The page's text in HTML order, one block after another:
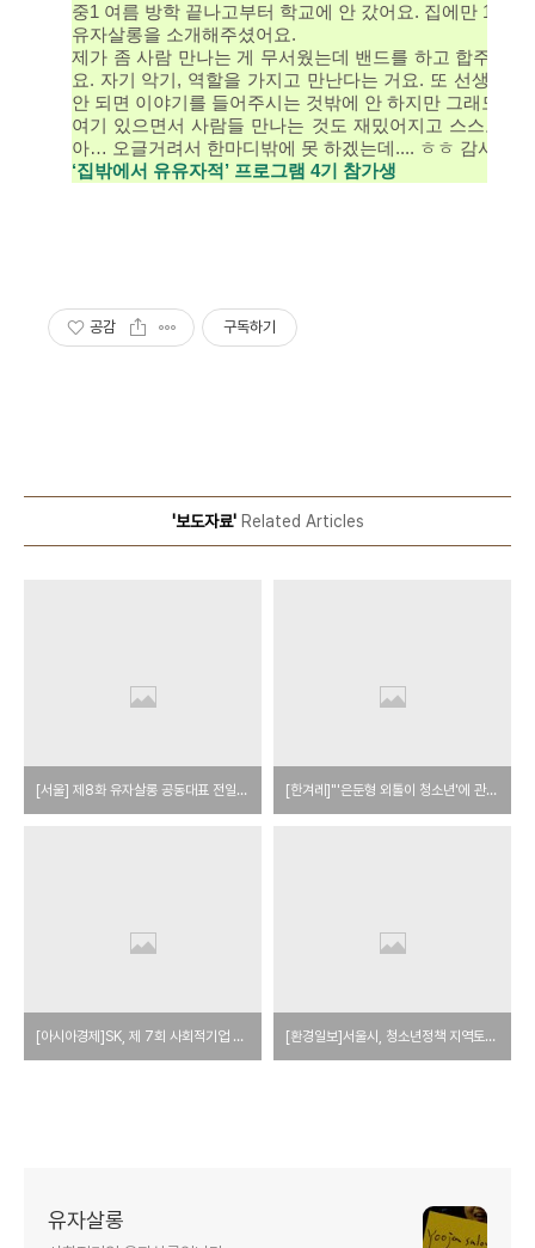
중1 여름 방학 끝나고부터 학교에 안 갔어요. 집에만 1년
유자살롱을 소개해주셨어요.
제가 좀 사람 만나는 게 무서웠는데 밴드를 하고 합주를
요. 자기 악기, 역할을 가지고 만난다는 거요. 또 선생님
안 되면 이야기를 들어주시는 것밖에 안 하지만 그래도 좋
여기 있으면서 사람들 만나는 것도 재밌어지고 스스로
아… 오글거려서 한마디밖에 못 하겠는데.... ㅎㅎ 감사하
‘집밖에서 유유자적’ 프로그램 4기 참가생
공감 구독하기
'보도자료'Related Articles
[서울] 제8화 유자살롱 공동대표 전일주님 [한겨레]"'은둔형 외톨이 청소년'에 관한 한 우리가 최고지요"
[아시아경제]SK, 제 7회 사회적기업 콘테스트 설명회 개최 [환경일보]서울시, 청소년정책 지역토론회 열려
유자살롱